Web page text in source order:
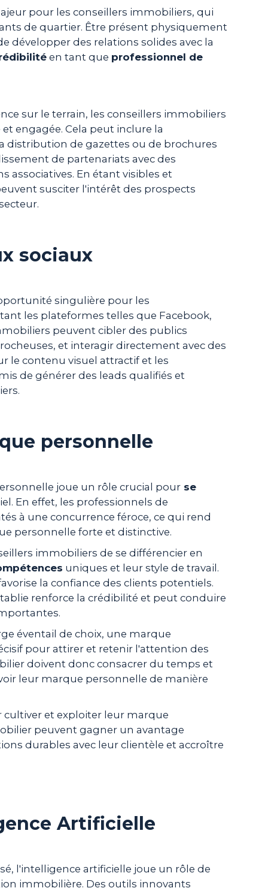
pour les conseillers immobiliers, qui
de quartier. Être présent physiquement
développer des relations solides avec la
en tant que professionnel de
sur le terrain, les conseillers immobiliers
engagée. Cela peut inclure la
distribution de gazettes ou de brochures
de partenariats avec des
associatives. En étant visibles et
susciter l'intérêt des prospects
sociaux
singulière pour les
les plateformes telles que Facebook,
peuvent cibler des publics
et interagir directement avec des
le contenu visuel attractif et les
de générer des leads qualifiés et
personnelle
joue un rôle crucial pour se
En effet, les professionnels de
à une concurrence féroce, ce qui rend
personnelle forte et distinctive.
immobiliers de se différencier en
uniques et leur style de travail.
la confiance des clients potentiels.
renforce la crédibilité et peut conduire
éventail de choix, une marque
pour attirer et retenir l'attention des
doivent donc consacrer du temps et
leur marque personnelle de manière
cultiver et exploiter leur marque
peuvent gagner un avantage
durables avec leur clientèle et accroître
Artificielle
l'intelligence artificielle joue un rôle de
immobilière. Des outils innovants